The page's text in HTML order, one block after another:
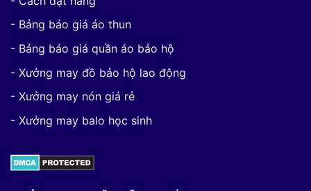
- Bảng báo giá áo thun
- Bảng báo giá quần áo bảo hộ
- Xưởng may đồ bảo hộ lao động
- Xưởng may nón giá rẻ
- Xưởng may balo học sinh